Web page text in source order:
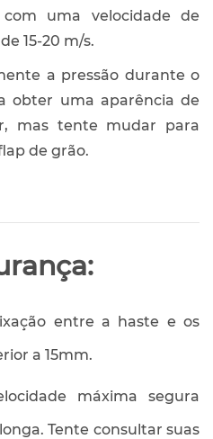
uma velocidade de
15-20 m/s.
a pressão durante o
obter uma aparência de
mas tente mudar para
de grão.
entre a haste e os
a 15mm.
máxima segura
Tente consultar suas